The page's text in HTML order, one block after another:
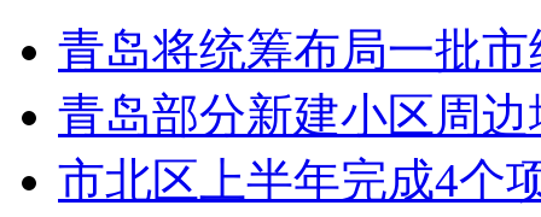
青岛将统筹布局一批市
青岛部分新建小区周
市北区上半年完成4个